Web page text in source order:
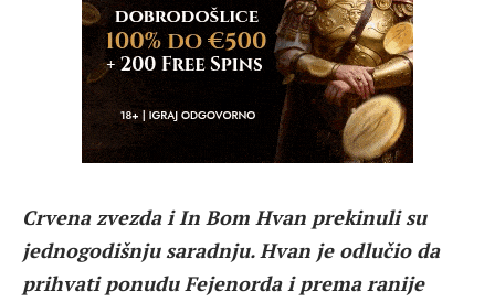
Crvena zvezda i In Bom Hvan prekinuli su
jednogodišnju saradnju. Hvan je odlučio da
prihvati ponudu Fejenorda i prema ranije